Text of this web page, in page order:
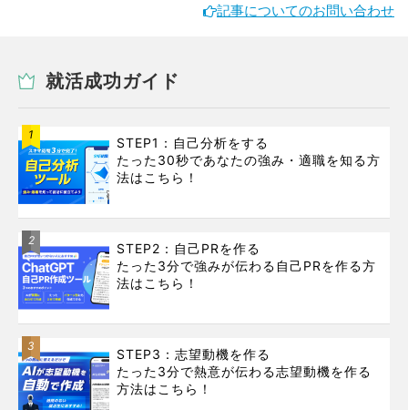
記事についてのお問い合わせ
就活成功ガイド
1
STEP1：自己分析をする
たった30秒であなたの強み・適職を知る方
法はこちら！
2
STEP2：自己PRを作る
たった3分で強みが伝わる自己PRを作る方
法はこちら！
3
STEP3：志望動機を作る
たった3分で熱意が伝わる志望動機を作る
方法はこちら！